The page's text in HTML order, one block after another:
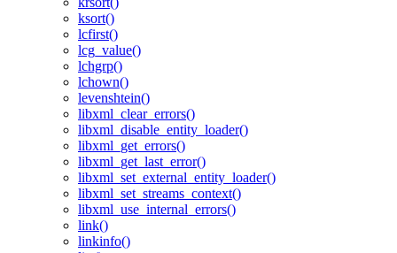
ksort()
lcfirst()
lcg_value()
lchgrp()
lchown()
levenshtein()
libxml_clear_errors()
libxml_disable_entity_loader()
libxml_get_errors()
libxml_get_last_error()
libxml_set_external_entity_loader()
libxml_set_streams_context()
libxml_use_internal_errors()
link()
linkinfo()